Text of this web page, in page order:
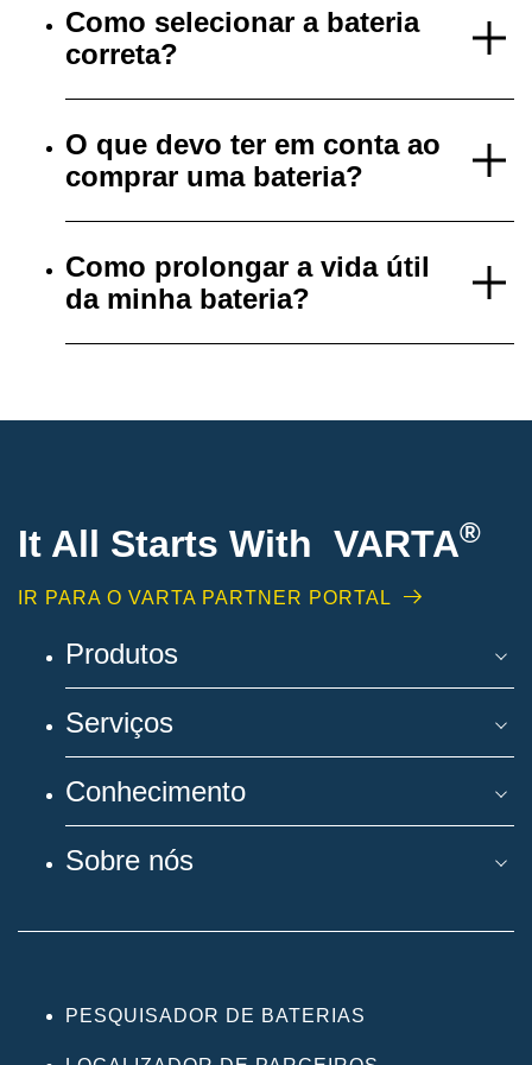
Como selecionar a bateria
correta?
O que devo ter em conta ao
comprar uma bateria?
Como prolongar a vida útil
da minha bateria?
It All Starts With VARTA®
IR PARA O VARTA PARTNER PORTAL
Produtos
Serviços
Conhecimento
Sobre nós
PESQUISADOR DE BATERIAS